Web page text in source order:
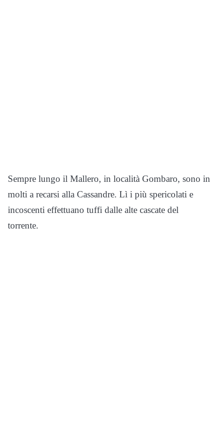
Sempre lungo il Mallero, in località Gombaro, sono in
molti a recarsi alla Cassandre. Lì i più spericolati e
incoscenti effettuano tuffi dalle alte cascate del
torrente.